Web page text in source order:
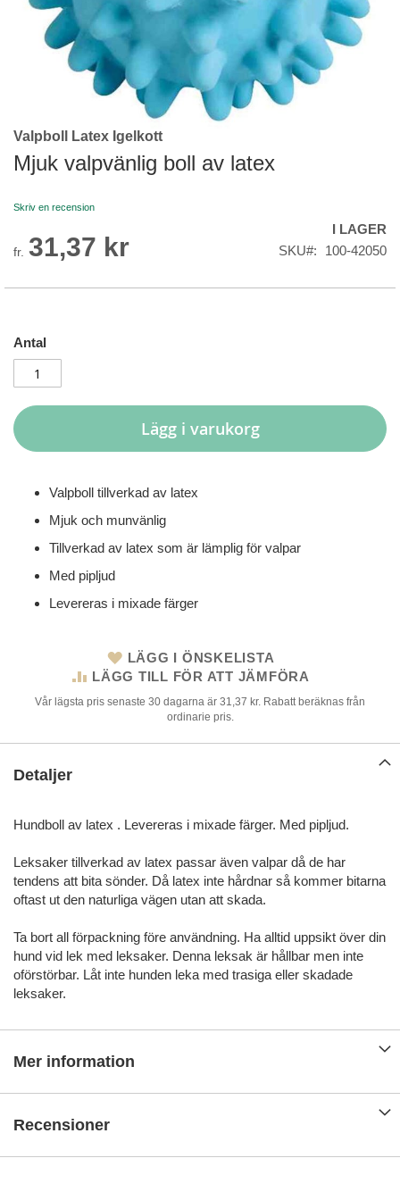
Skip
to
the
of
images
Valpboll Latex Igelkott
Mjuk valpvänlig boll av latex
Skriv en recension
fr. 31,37 kr
I LAGER
SKU
100-42050
Antal
Lägg i varukorg
Valpboll tillverkad av latex
Mjuk och munvänlig
Tillverkad av latex som är lämplig för valpar
Med pipljud
Levereras i mixade färger
LÄGG I ÖNSKELISTA
LÄGG TILL FÖR ATT JÄMFÖRA
Vår lägsta pris senaste 30 dagarna är 31,37 kr. Rabatt beräknas från
ordinarie pris.
Detaljer
Hundboll av latex . Levereras i mixade färger. Med pipljud.
Leksaker tillverkad av latex passar även valpar då de har
tendens att bita sönder. Då latex inte hårdnar så kommer bitarna
oftast ut den naturliga vägen utan att skada.
Ta bort all förpackning före användning. Ha alltid uppsikt över din
hund vid lek med leksaker. Denna leksak är hållbar men inte
oförstörbar. Låt inte hunden leka med trasiga eller skadade
leksaker.
Mer information
Recensioner